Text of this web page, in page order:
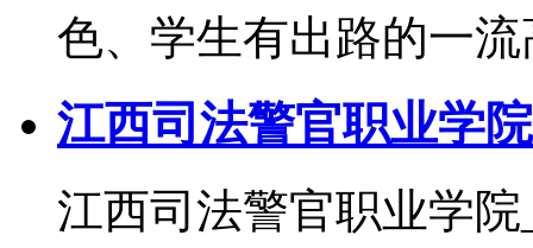
色、学生有出路的一
江西司法警官职业学
江西司法警官职业学